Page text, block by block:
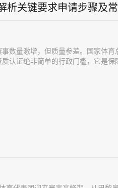
析关键要求申请步骤及
数量激增，但质量参差。国家体
认证绝非简单的行政门槛，它是